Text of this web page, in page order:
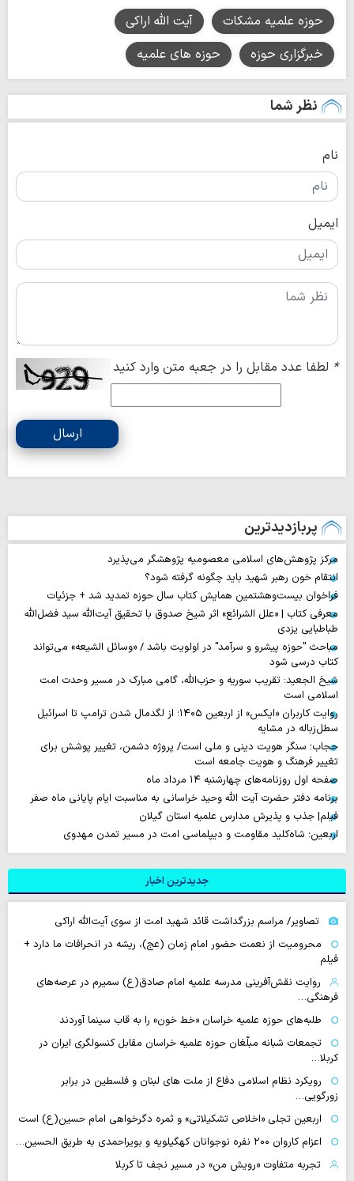
حوزه علمیه مشکات
آیت الله اراکی
خبرگزاری حوزه
حوزه های علمیه
نظر شما
نام
ایمیل
* لطفا عدد مقابل را در جعبه متن وارد کنید
ارسال
پربازدیدترین
مرکز پژوهش‌های اسلامی معصومیه پژوهشگر می‌پذیرد
انتقام خون رهبر شهید باید چگونه گرفته شود؟
فراخوان بیست‌وهشتمین همایش کتاب سال حوزه تمدید شد + جزئیات
معرفی کتاب | «علل الشرائع» اثر شیخ صدوق با تحقیق آیت‌الله سید فضل‌الله
طباطبایی یزدی
مباحث "حوزه پیشرو و سرآمد" در اولویت باشد / «وسائل الشیعه» می‌تواند
کتاب درسی شود
شیخ الجعید: تقریب سوریه و حزب‌الله، گامی مبارک در مسیر وحدت امت
اسلامی است
روایت‌ کاربران «ایکس» از اربعین ۱۴۰۵؛ از لگدمال شدن ترامپ تا اسرائیل
سطل‌زباله‌ در مشایه
حجاب؛ سنگر هویت دینی و ملی است/ پروژه دشمن، تغییر پوشش برای
تغییر فرهنگ و هویت جامعه است
صفحه اول روزنامه‌های چهارشنبه ۱۴ مرداد ماه
برنامه دفتر حضرت آیت الله وحید خراسانی به مناسبت ایام پایانی ماه صفر
فیلم| جذب و پذیرش مدارس علمیه استان گیلان
اربعین؛ شاه‌کلید مقاومت و دیپلماسی امت در مسیر تمدن مهدوی
جدیدترین اخبار
تصاویر/ مراسم بزرگداشت قائد شهید امت از سوی آیت‌الله اراکی
محرومیت از نعمت حضور امام زمان (عج)، ریشه در انحرافات ما دارد +
فیلم
روایت نقش‌آفرینی مدرسه علمیه امام صادق(ع) سمیرم در عرصه‌های
فرهنگی…
طلبه‌های حوزه علمیه خراسان «خط خون» را به قاب سینما آوردند
تجمعات شبانه مبلّغان حوزه علمیه خراسان مقابل کنسولگری ایران در
کربلا…
رویکرد نظام اسلامی دفاع از ملت های لبنان و فلسطین در برابر
زورگویی…
اربعین تجلی «اخلاص تشکیلاتی» و ثمره دگرخواهی امام حسین(ع) است
اعزام کاروان ۲۰۰ نفره نوجوانان کهگیلویه و بویراحمدی به طریق الحسین…
تجربه متفاوت «رویش من» در مسیر نجف تا کربلا